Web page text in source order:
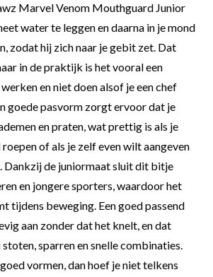
Marvel Venom Mouthguard Junior
water te leggen en daarna in je mond
zodat hij zich naar je gebit zet. Dat
in de praktijk is het vooral een
en niet doen alsof je een chef
goede pasvorm zorgt ervoor dat je
en praten, wat prettig is als je
of als je zelf even wilt aangeven
Dankzij de juniormaat sluit dit bitje
en jongere sporters, waardoor het
tijdens beweging. Een goed passend
aan zonder dat het knelt, en dat
sparren en snelle combinaties.
vormen, dan hoef je niet telkens